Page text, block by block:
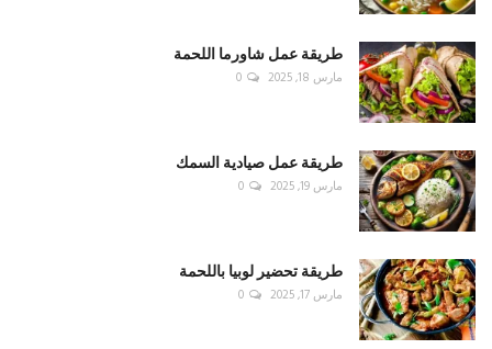
طريقة عمل شاورما اللحمة
مارس 18, 2025 0
طريقة عمل صيادية السمك
مارس 19, 2025 0
طريقة تحضير لوبيا باللحمة
مارس 17, 2025 0